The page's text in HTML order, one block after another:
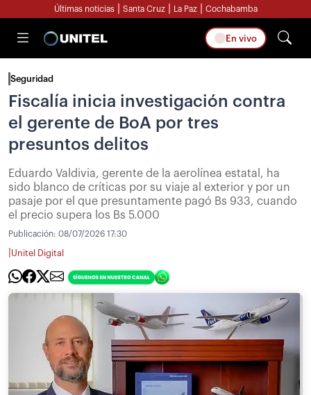
Últimas noticias Santa Cruz La Paz Cochabamba
En vivo
Seguridad
Fiscalía inicia investigación contra
el gerente de BoA por tres
presuntos delitos
Eduardo Valdivia, gerente de la aerolínea estatal, ha
sido blanco de críticas por su viaje al exterior y por un
pasaje por el que presuntamente pagó Bs 933, cuando
el precio supera los Bs 5.000
Publicación: 08/07/2026 17:30
Unitel Digital